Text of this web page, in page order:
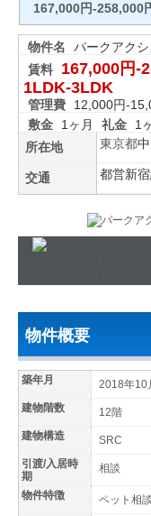
167,000円-258,000
物件名
パークアク
賃料
167,000円-
1LDK-3LDK
管理費
12,000円-
敷金
1ヶ月 礼金
1
所在地
東京都
交通 都営新
物件概要
築年月 2018年10
建物階数
12階
建物構造
SRC
引渡/入居時
期
相談
物件特徴
ペット相